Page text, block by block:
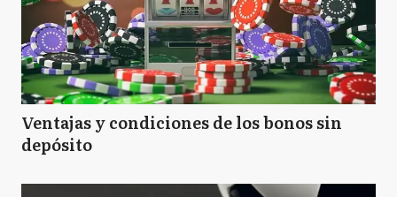
Ventajas y condiciones de los bonos sin
depósito